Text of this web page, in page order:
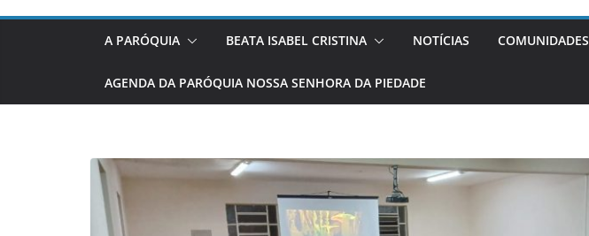
A PARÓQUIA BEATA ISABEL CRISTINA NOTÍCIAS COMUNIDADES
AGENDA DA PARÓQUIA NOSSA SENHORA DA PIEDADE